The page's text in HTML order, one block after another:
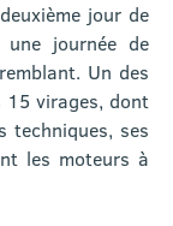
jour de
journée de
Un des
15 virages, dont
techniques, ses
les moteurs à